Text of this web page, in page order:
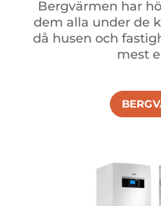
Bergvärmen har
dem alla under de
då husen och
mest